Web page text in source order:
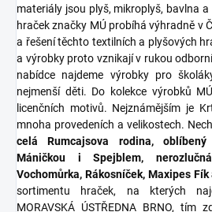
materiály jsou plyš, mikroplyš, bavlna
hraček značky MÚ probíhá výhradně v
a řešení těchto textilních a plyšových
a výrobky proto vznikají v rukou
nabídce najdeme výrobky pro
nejmenší děti. Do kolekce výrobků
licenčních motivů. Nejznámějším je
mnoha provedeních a velikostech.
celá Rumcajsova rodina,
Máničkou i Spejblem,
Vochomůrka, Rákosníček, Maxipes
sortimentu hraček, na kterých
MORAVSKÁ ÚSTŘEDNA BRNO, tím